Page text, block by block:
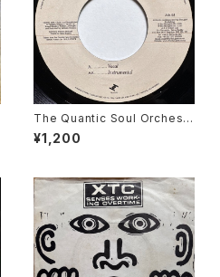
The Quantic Soul Orchestr
a / Hold On Tight
¥1,200